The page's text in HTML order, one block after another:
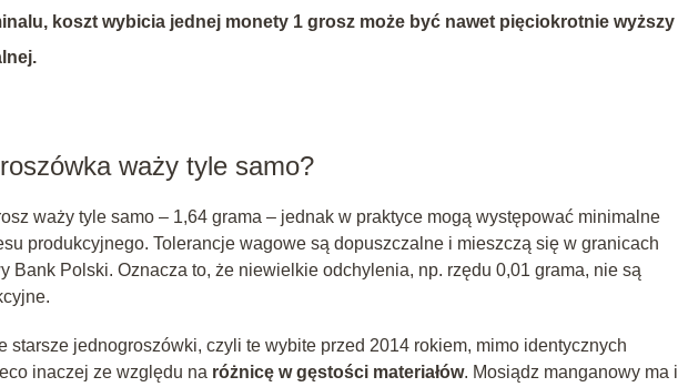
koszt wybicia jednej monety 1 grosz może być nawet pięciokrotnie wyższy
waży tyle samo?
waży tyle samo – 1,64 grama – jednak w praktyce mogą występować minimalne
produkcyjnego. Tolerancje wagowe są dopuszczalne i mieszczą się w granicach
Bank Polski. Oznacza to, że niewielkie odchylenia, np. rzędu 0,01 grama, nie są
starsze jednogroszówki, czyli te wybite przed 2014 rokiem, mimo identycznych
inaczej ze względu na różnicę w gęstości materiałów. Mosiądz manganowy ma